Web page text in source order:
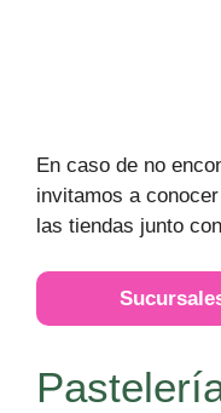
En caso de no
invitamos a
las tiendas junto